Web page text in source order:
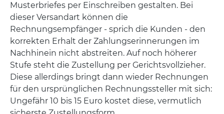
Musterbriefes per Einschreiben gestalten. Bei
dieser Versandart können die
Rechnungsempfänger - sprich die Kunden - den
korrekten Erhalt der Zahlungserinnerungen im
Nachhinein nicht abstreiten. Auf noch höherer
Stufe steht die Zustellung per Gerichtsvollzieher.
Diese allerdings bringt dann wieder Rechnungen
für den ursprünglichen Rechnungssteller mit sich:
Ungefähr 10 bis 15 Euro kostet diese, vermutlich